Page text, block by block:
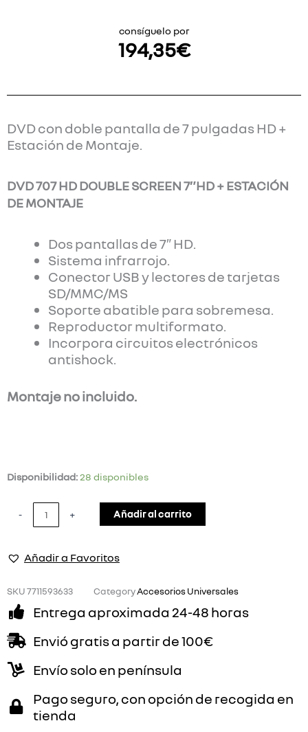
consíguelo por
194,35€
DVD con doble pantalla de 7 pulgadas HD +
Estación de Montaje.
DVD 707 HD DOUBLE SCREEN 7″HD + ESTACIÓN
DE MONTAJE
Dos pantallas de 7″ HD.
Sistema infrarrojo.
Conector USB y lectores de tarjetas
SD/MMC/MS
Soporte abatible para sobremesa.
Reproductor multiformato.
Incorpora circuitos electrónicos
antishock.
Montaje no incluido.
Disponibilidad:28 disponibles
-
DVD
HD
UNIVERSAL
cantidad
+ Añadir al carrito
Añadir a Favoritos
SKU7711593633 CategoryAccesorios Universales
Entrega aproximada 24-48 horas
Envió gratis a partir de 100€
Envío solo en península
Pago seguro, con opción de recogida en
tienda